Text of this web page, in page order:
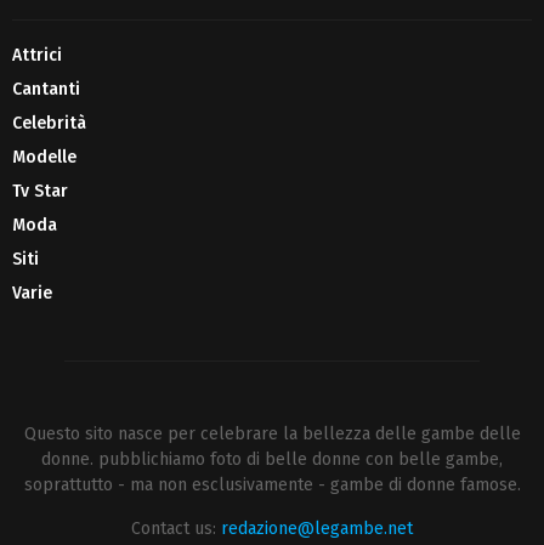
Attrici
Cantanti
Celebrità
Modelle
Tv Star
Moda
Siti
Varie
Questo sito nasce per celebrare la bellezza delle gambe delle
donne. pubblichiamo foto di belle donne con belle gambe,
soprattutto - ma non esclusivamente - gambe di donne famose.
Contact us: redazione@legambe.net